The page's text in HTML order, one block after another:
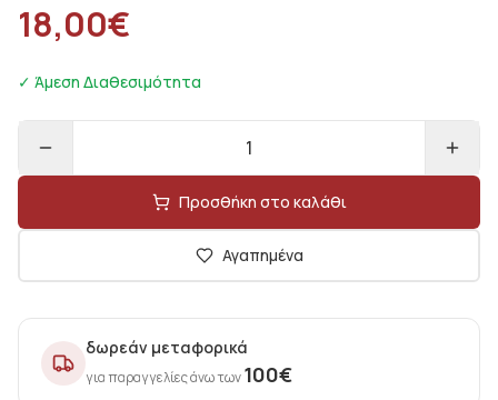
18,00€
✓ Άμεση Διαθεσιμότητα
1
Προσθήκη στο καλάθι
Αγαπημένα
δωρεάν μεταφορικά
για παραγγελίες άνω των100€